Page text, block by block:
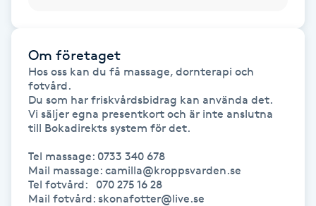
Hatha Yoga
Healing
Om företaget
Hos oss kan du få massage, dornterapi och
fotvård.
Du som har friskvårdsbidrag kan använda det.
Vi säljer egna presentkort och är inte anslutna
till Bokadirekts system för det.
Tel massage: 0733 340 678
Mail massage: camilla@kroppsvarden.se
Tel fotvård:   070 275 16 28
Mail fotvård: skonafotter@live.se